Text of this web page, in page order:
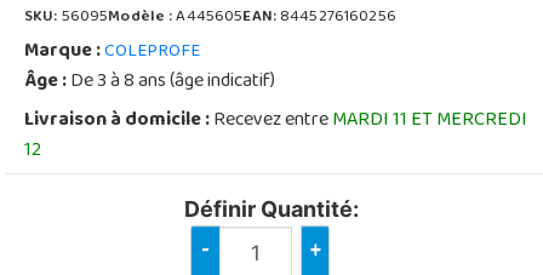
SKU:56095Modèle :A445605EAN:8445276160256
Marque :COLEPROFE
Âge :De 3 à 8 ans (âge indicatif)
Livraison à domicile :Recevez entreMARDI 11 ET MERCREDI
12
Définir Quantité:
- +